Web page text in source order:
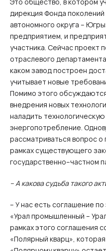
дирекция Фонда
автономного округа –
предприятием, и
участника. Сейчас проект
отраслевого
каком завод построен
учитывает новые
Помимо этого
внедрения новых
наладить
энергопотребление.
рассматриваться вопрос о
рамках существующего
государственно–частном
– А какова судьба такого
– У нас есть соглашение
«Урал промышленный –
рамках этого соглашения
«Полярный кварц»,